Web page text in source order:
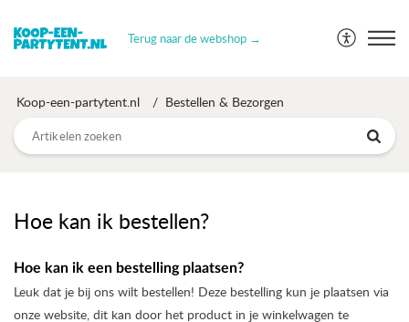
Terug naar de webshop →
Koop-een-partytent.nl Bestellen & Bezorgen
Hoe kan ik bestellen?
Hoe kan ik een bestelling plaatsen?
Leuk dat je bij ons wilt bestellen! Deze bestelling kun je plaatsen via
onze website, dit kan door het product in je winkelwagen te